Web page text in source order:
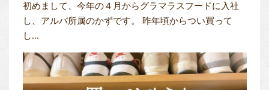
初めまして、今年の４月からグラマラスフードに入社
し、アルバ所属のかずです。 昨年頃からつい買って
し...